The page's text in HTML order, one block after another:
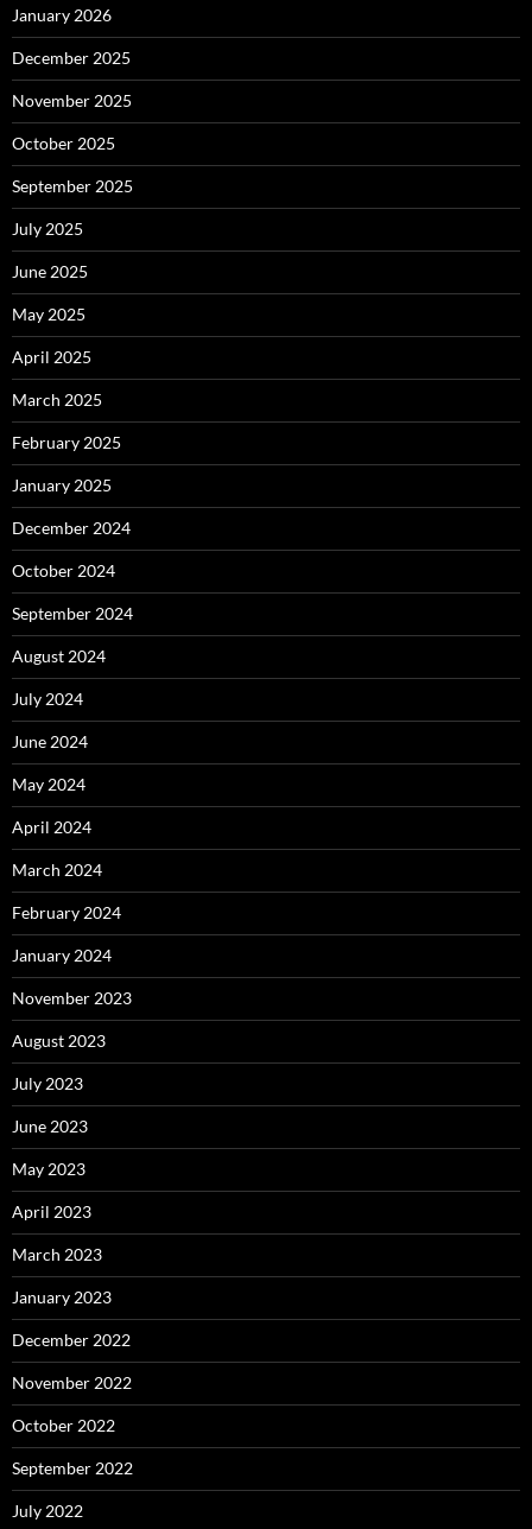
January 2026
December 2025
November 2025
October 2025
September 2025
July 2025
June 2025
May 2025
April 2025
March 2025
February 2025
January 2025
December 2024
October 2024
September 2024
August 2024
July 2024
June 2024
May 2024
April 2024
March 2024
February 2024
January 2024
November 2023
August 2023
July 2023
June 2023
May 2023
April 2023
March 2023
January 2023
December 2022
November 2022
October 2022
September 2022
July 2022